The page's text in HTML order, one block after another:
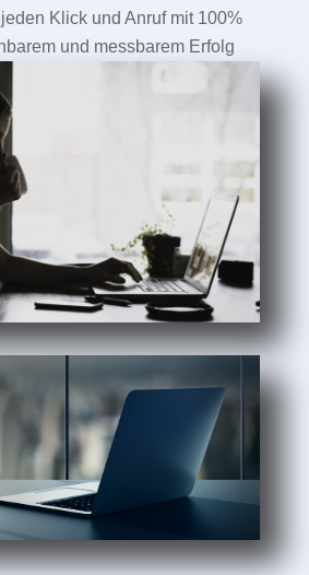
Klick und Anruf mit 100%
und messbarem Erfolg